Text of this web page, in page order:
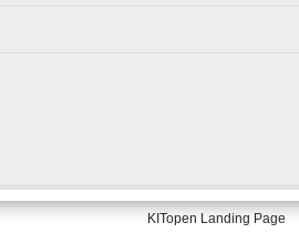
KITopen Landing Page